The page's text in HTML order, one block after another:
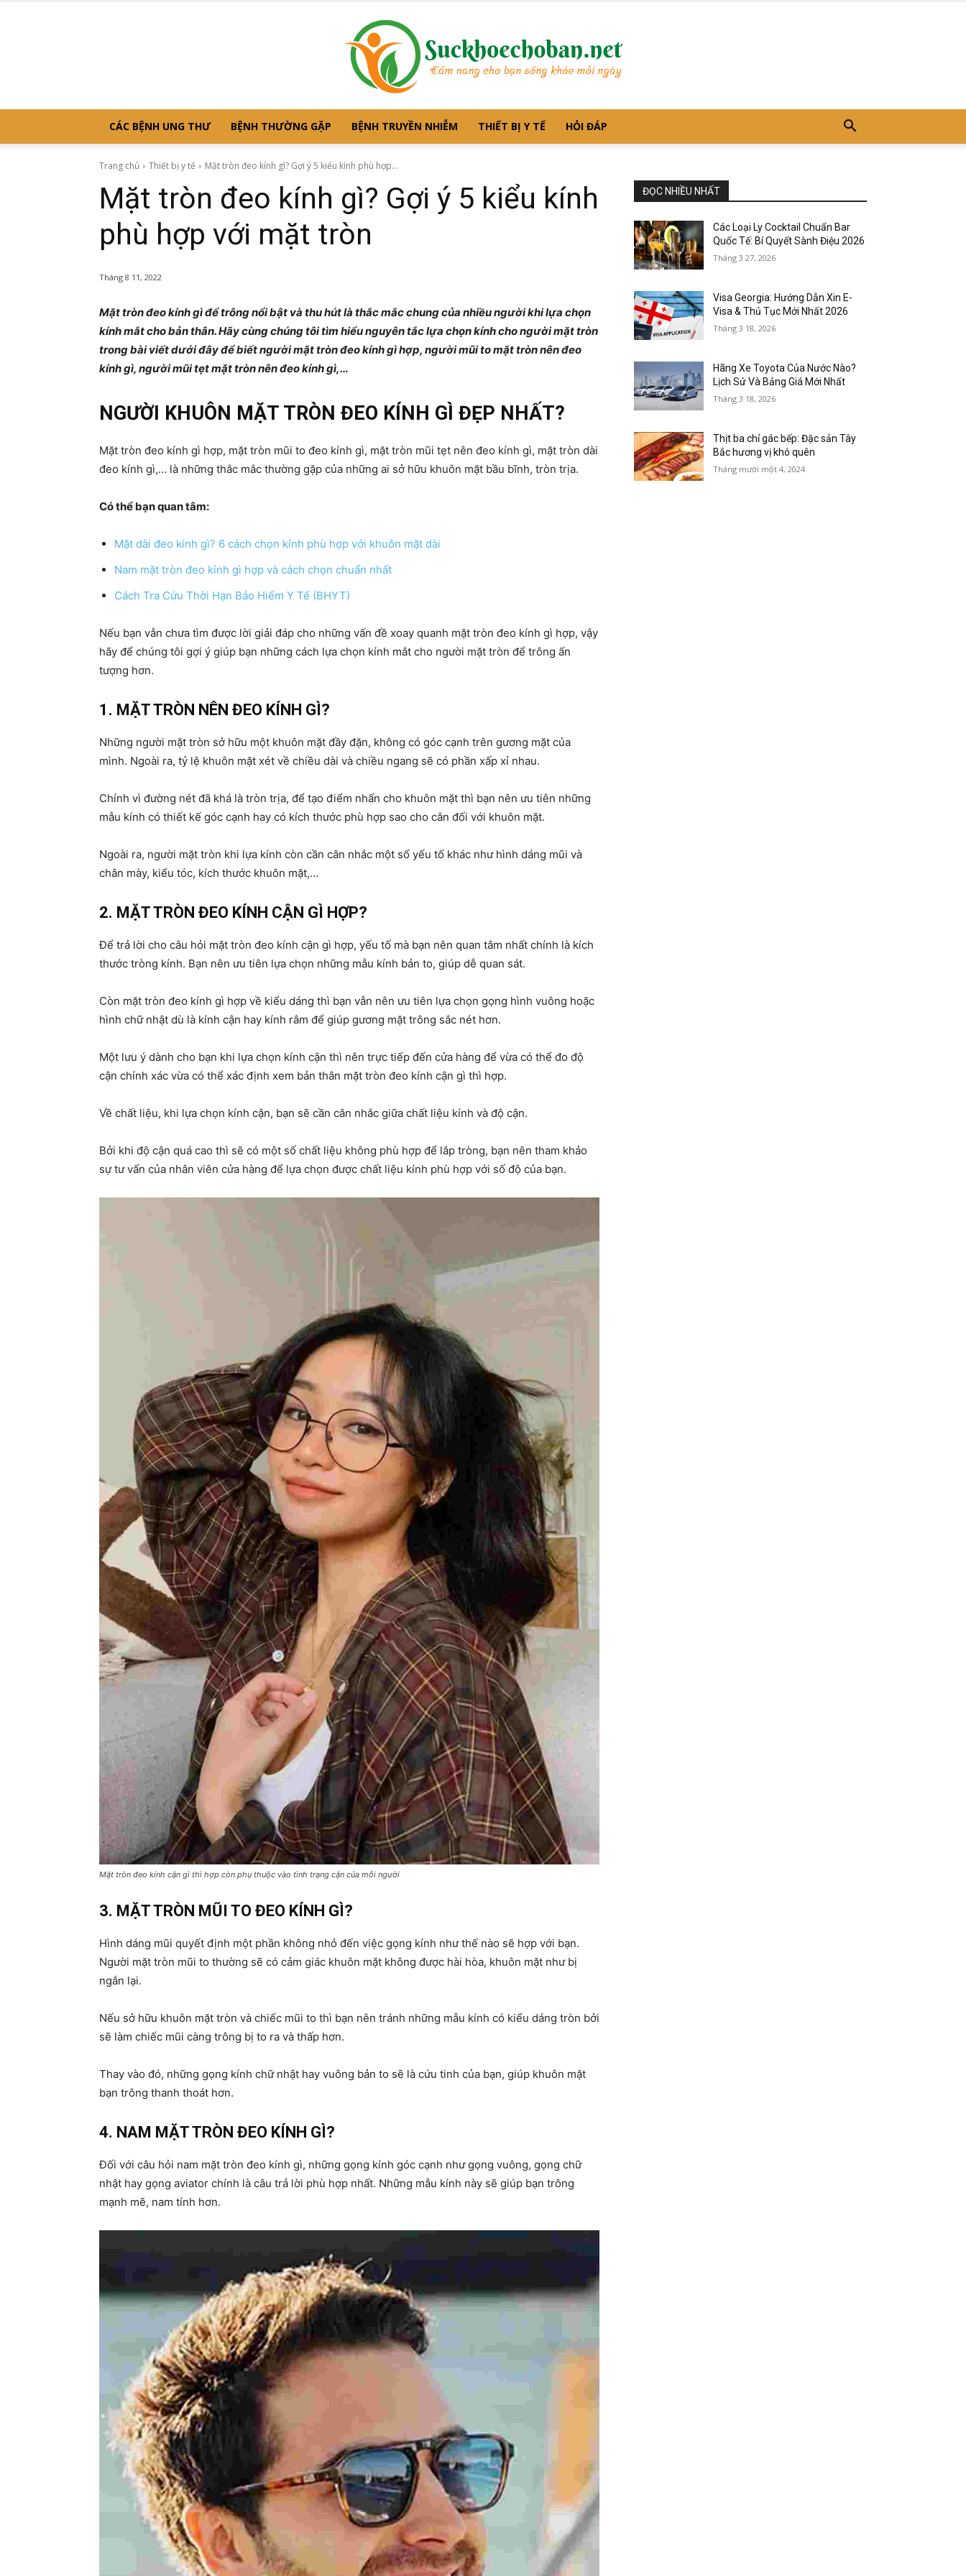
ngày
CÁC BỆNH UNG THƯ BỆNH THƯỜNG GẶP BỆNH TRUYỀN NHIỄM THIẾT BỊ Y TẾ HỎI ĐÁP
Trang chủ Thiết bị y tế Mặt tròn đeo kính gì? Gợi ý 5 kiểu kính phù hợp...
Mặt tròn đeo kính gì? Gợi ý 5 kiểu kính
phù hợp với mặt tròn
Tháng 8 11, 2022
Mặt tròn đeo kính gì để trông nổi bật và thu hút là thắc mắc chung của nhiều người khi lựa chọn
kính mắt cho bản thân. Hãy cùng chúng tôi tìm hiểu nguyên tắc lựa chọn kính cho người mặt tròn
trong bài viết dưới đây để biết người mặt tròn đeo kính gì hợp, người mũi to mặt tròn nên đeo
kính gì, người mũi tẹt mặt tròn nên đeo kính gì,…
NGƯỜI KHUÔN MẶT TRÒN ĐEO KÍNH GÌ ĐẸP NHẤT?
Mặt tròn đeo kính gì hợp, mặt tròn mũi to đeo kính gì, mặt tròn mũi tẹt nên đeo kính gì, mặt tròn dài
đeo kính gì,… là những thắc mắc thường gặp của những ai sở hữu khuôn mặt bầu bĩnh, tròn trịa.
Có thể bạn quan tâm:
Mặt dài đeo kính gì? 6 cách chọn kính phù hợp với khuôn mặt dài
Nam mặt tròn đeo kính gì hợp và cách chọn chuẩn nhất
Cách Tra Cứu Thời Hạn Bảo Hiểm Y Tế (BHYT)
Nếu bạn vẫn chưa tìm được lời giải đáp cho những vấn đề xoay quanh mặt tròn đeo kính gì hợp, vậy
hãy để chúng tôi gợi ý giúp bạn những cách lựa chọn kính mắt cho người mặt tròn để trông ấn
tượng hơn.
1. MẶT TRÒN NÊN ĐEO KÍNH GÌ?
Những người mặt tròn sở hữu một khuôn mặt đầy đặn, không có góc cạnh trên gương mặt của
mình. Ngoài ra, tỷ lệ khuôn mặt xét về chiều dài và chiều ngang sẽ có phần xấp xỉ nhau.
Chính vì đường nét đã khá là tròn trịa, để tạo điểm nhấn cho khuôn mặt thì bạn nên ưu tiên những
mẫu kính có thiết kế góc cạnh hay có kích thước phù hợp sao cho cân đối với khuôn mặt.
Ngoài ra, người mặt tròn khi lựa kính còn cần cân nhắc một số yếu tố khác như hình dáng mũi và
chân mày, kiểu tóc, kích thước khuôn mặt,…
2. MẶT TRÒN ĐEO KÍNH CẬN GÌ HỢP?
Để trả lời cho câu hỏi mặt tròn đeo kính cận gì hợp, yếu tố mà bạn nên quan tâm nhất chính là kích
thước tròng kính. Bạn nên ưu tiên lựa chọn những mẫu kính bản to, giúp dễ quan sát.
Còn mặt tròn đeo kính gì hợp về kiểu dáng thì bạn vẫn nên ưu tiên lựa chọn gọng hình vuông hoặc
hình chữ nhật dù là kính cận hay kính râm để giúp gương mặt trông sắc nét hơn.
Một lưu ý dành cho bạn khi lựa chọn kính cận thì nên trực tiếp đến cửa hàng để vừa có thể đo độ
cận chính xác vừa có thể xác định xem bản thân mặt tròn đeo kính cận gì thì hợp.
Về chất liệu, khi lựa chọn kính cận, bạn sẽ cần cân nhắc giữa chất liệu kính và độ cận.
Bởi khi độ cận quá cao thì sẽ có một số chất liệu không phù hợp để lắp tròng, bạn nên tham khảo
sự tư vấn của nhân viên cửa hàng để lựa chọn được chất liệu kính phù hợp với số độ của bạn.
Mặt tròn đeo kính cận gì thì hợp còn phụ thuộc vào tình trạng cận của mỗi người
3. MẶT TRÒN MŨI TO ĐEO KÍNH GÌ?
Hình dáng mũi quyết định một phần không nhỏ đến việc gọng kính như thế nào sẽ hợp với bạn.
Người mặt tròn mũi to thường sẽ có cảm giác khuôn mặt không được hài hòa, khuôn mặt như bị
ngắn lại.
Nếu sở hữu khuôn mặt tròn và chiếc mũi to thì bạn nên tránh những mẫu kính có kiểu dáng tròn bởi
sẽ làm chiếc mũi càng trông bị to ra và thấp hơn.
Thay vào đó, những gọng kính chữ nhật hay vuông bản to sẽ là cứu tinh của bạn, giúp khuôn mặt
bạn trông thanh thoát hơn.
4. NAM MẶT TRÒN ĐEO KÍNH GÌ?
Đối với câu hỏi nam mặt tròn đeo kính gì, những gọng kính góc cạnh như gọng vuông, gọng chữ
nhật hay gọng aviator chính là câu trả lời phù hợp nhất. Những mẫu kính này sẽ giúp bạn trông
mạnh mẽ, nam tính hơn.
ĐỌC NHIỀU NHẤT
Các Loại Ly Cocktail Chuẩn Bar
Quốc Tế: Bí Quyết Sành Điệu 2026
Tháng 3 27, 2026
Visa Georgia: Hướng Dẫn Xin E-
Visa & Thủ Tục Mới Nhất 2026
Tháng 3 18, 2026
Hãng Xe Toyota Của Nước Nào?
Lịch Sử Và Bảng Giá Mới Nhất
Tháng 3 18, 2026
Thịt ba chỉ gác bếp: Đặc sản Tây
Bắc hương vị khó quên
Tháng mười một 4, 2024